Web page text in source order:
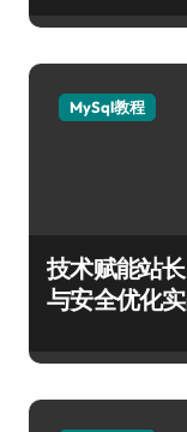
MySql教程
技术赋能站
与安全优化